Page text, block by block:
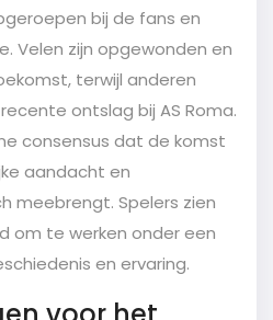
bij de fans en
Velen zijn opgewonden en
terwijl anderen
ontslag bij AS Roma.
consensus dat de komst
aandacht en
meebrengt. Spelers zien
om te werken onder een
en ervaring.